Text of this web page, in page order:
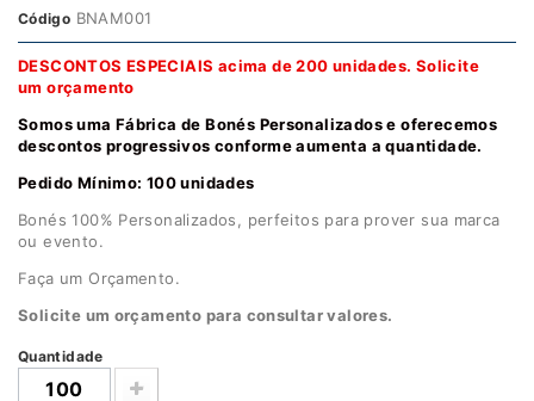
Código BNAM001
DESCONTOS ESPECIAIS acima de 200 unidades. Solicite
um orçamento
Somos uma Fábrica de Bonés Personalizados e oferecemos
descontos progressivos conforme aumenta a quantidade.
Pedido Mínimo: 100 unidades
Bonés 100% Personalizados, perfeitos para prover sua marca
ou evento.
Faça um Orçamento.
Solicite um orçamento para consultar valores.
Quantidade